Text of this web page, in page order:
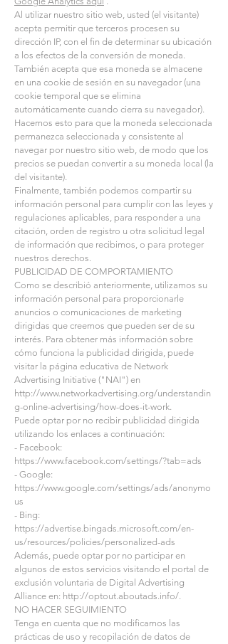
Al utilizar nuestro sitio web, usted (el visitante)
acepta permitir que terceros procesen su
dirección IP, con el fin de determinar su ubicación
a los efectos de la conversión de moneda.
También acepta que esa moneda se almacene
en una cookie de sesión en su navegador (una
cookie temporal que se elimina
automáticamente cuando cierra su navegador).
Hacemos esto para que la moneda seleccionada
permanezca seleccionada y consistente al
navegar por nuestro sitio web, de modo que los
precios se puedan convertir a su moneda local (la
del visitante).
Finalmente, también podemos compartir su
información personal para cumplir con las leyes y
regulaciones aplicables, para responder a una
citación, orden de registro u otra solicitud legal
de información que recibimos, o para proteger
nuestros derechos.
PUBLICIDAD DE COMPORTAMIENTO
Como se describió anteriormente, utilizamos su
información personal para proporcionarle
anuncios o comunicaciones de marketing
dirigidas que creemos que pueden ser de su
interés. Para obtener más información sobre
cómo funciona la publicidad dirigida, puede
visitar la página educativa de Network
Advertising Initiative ("NAI") en
http://www.networkadvertising.org/understandin
g-online-advertising/how-does-it-work.
Puede optar por no recibir publicidad dirigida
utilizando los enlaces a continuación:
- Facebook:
https://www.facebook.com/settings/?tab=ads
- Google:
https://www.google.com/settings/ads/anonymo
us
- Bing:
https://advertise.bingads.microsoft.com/en-
us/resources/policies/personalized-ads
Además, puede optar por no participar en
algunos de estos servicios visitando el portal de
exclusión voluntaria de Digital Advertising
Alliance en: http://optout.aboutads.info/.
NO HACER SEGUIMIENTO
Tenga en cuenta que no modificamos las
prácticas de uso y recopilación de datos de